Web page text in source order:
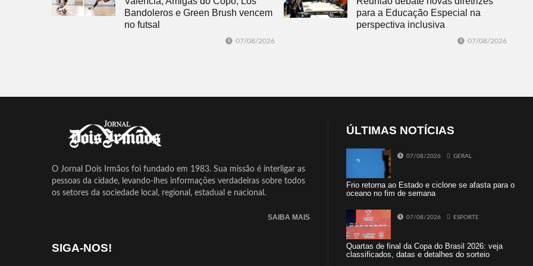
Bandoleros e Green Brush vencem
no futsal
07/08/2026
para a Educação Especial na
perspectiva inclusiva
07/08/2026
O Jornal Dois Irmãos foi fundado em 1983. Sua missão é interligar as
pessoas da cidade, levando-lhes informações verdadeiras sobre todos
os setores da sociedade local, regional, estadual e nacional.
SAIBA MAIS
SIGA-NOS!
ÚLTIMAS NOTÍCIAS
07/08/2026 GERAL
Frio retorna ao Estado e ciclone se afasta para o
oceano no fim de semana
07/08/2026 ESPORTE
Quartas de final da Copa do Brasil 2026: veja
classificados, datas e detalhes do sorteio